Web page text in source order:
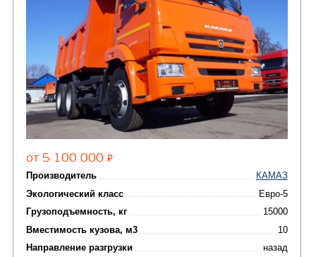
Цена по запросу
Производитель
Экологический класс
Грузоподъемность, кг
Вместимость кузова, м3
Направление разгрузки